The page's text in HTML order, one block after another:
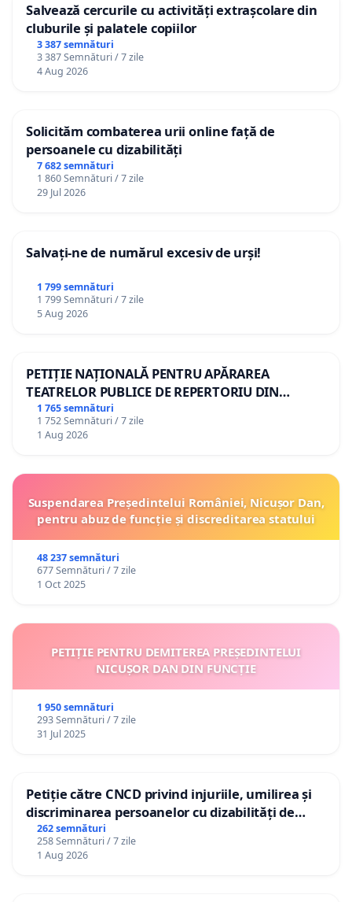
Salvează cercurile cu activități extrașcolare din
cluburile și palatele copiilor
3 387 semnături
3 387 Semnături / 7 zile
4 Aug 2026
Solicităm combaterea urii online față de
persoanele cu dizabilități
7 682 semnături
1 860 Semnături / 7 zile
29 Jul 2026
Salvați-ne de numărul excesiv de urși!
1 799 semnături
1 799 Semnături / 7 zile
5 Aug 2026
PETIȚIE NAȚIONALĂ PENTRU APĂRAREA
TEATRELOR PUBLICE DE REPERTORIU DIN
ROMÂNIA
1 765 semnături
1 752 Semnături / 7 zile
1 Aug 2026
Suspendarea Președintelui României, Nicușor Dan,
pentru abuz de funcție și discreditarea statului
48 237 semnături
677 Semnături / 7 zile
1 Oct 2025
PETIȚIE PENTRU DEMITEREA PREȘEDINTELUI
NICUȘOR DAN DIN FUNCȚIE
1 950 semnături
293 Semnături / 7 zile
31 Jul 2025
Petiție către CNCD privind injuriile, umilirea și
discriminarea persoanelor cu dizabilități de
către utilizatorul TikTok „Gorici”
262 semnături
258 Semnături / 7 zile
1 Aug 2026